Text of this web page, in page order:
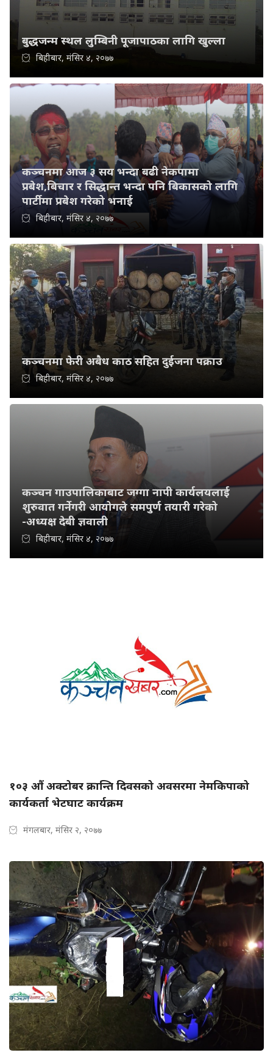
बुद्धजन्म स्थल लुम्बिनी पूजापाठका लागि खुल्ला
बिहीबार, मंसिर ४, २०७७
कञ्चनमा आज ३ सय भन्दा बढी नेकपामा
प्रबेश,बिचार र सिद्धान्त भन्दा पनि बिकासको लागि
पार्टीमा प्रबेश गरेको भनाई
बिहीबार, मंसिर ४, २०७७
कञ्चनमा फेरी अबैध काठ सहित दुईजना पक्राउ
बिहीबार, मंसिर ४, २०७७
कञ्चन गाउपालिकाबाट जग्गा नापी कार्यलयलाई
शुरुवात गर्नेगरी आयोगले समपुर्ण तयारी गरेको
-अध्यक्ष देबी ज्ञवाली
बिहीबार, मंसिर ४, २०७७
१०३ औं अक्टोबर क्रान्ति दिवसको अवसरमा नेमकिपाको
कार्यकर्ता भेटघाट कार्यक्रम
मंगलबार, मंसिर २, २०७७